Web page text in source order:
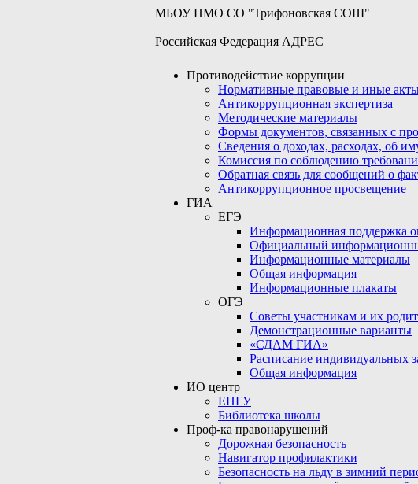
МБОУ ПМО СО "Трифоновская СОШ"
Российская Федерация АДРЕС
Противодействие коррупции
Нормативные правовые и иные
Антикоррупционная экспертиза
Методические материалы
Формы документов, связанных с
Сведения о доходах, расходах, об
Комиссия по соблюдению
Обратная связь для сообщений о
Антикоррупционное просвещение
ГИА
ЕГЭ
Информационная поддержка
Официальный
Информационные материалы
Общая информация
Информационные плакаты
ОГЭ
Советы участникам и их
Демонстрационные варианты
«СДАМ ГИА»
Расписание индивидуальных
Общая информация
ИО центр
ЕПГУ
Библиотека школы
Проф-ка правонарушений
Дорожная безопасность
Навигатор профилактики
Безопасность на льду в зимний